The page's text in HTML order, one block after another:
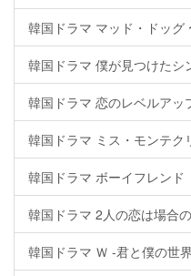
韓国ドラマ マッド・ドッグ
韓国ドラマ 僕が見つけたシ
韓国ドラマ 恋のレベルアッ
韓国ドラマ ミス・モンテク
韓国ドラマ ボーイフレンド
韓国ドラマ 2人の恋は場合
韓国ドラマ Ｗ -君と僕の世